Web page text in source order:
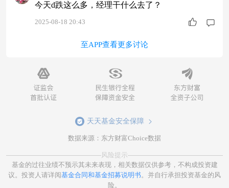
今天d跌这么多，经理干什么去了？
2025-08-18 20:43
至APP查看更多讨论
天天基金安全保障
数据来源：东方财富Choice数据
风险提示
基金的过往业绩不预示其未来表现，相关数据仅供参考，不构成投资建
议。投资人请详阅基金合同和基金招募说明书。并自行承担投资基金的风
险。